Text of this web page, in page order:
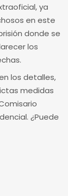
ya
en este
donde se
los
los detalles,
medidas
¿Puede